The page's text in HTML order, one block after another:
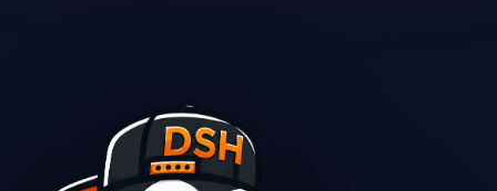
HYTALE SERVER MIETEN
Hytale Server mieten ab 5,99€ im Monat